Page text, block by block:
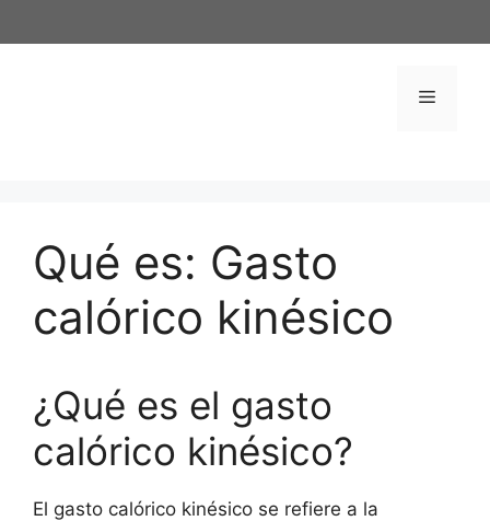
al
Menú
Qué es: Gasto
calórico kinésico
¿Qué es el gasto
calórico kinésico?
El gasto calórico kinésico se refiere a la